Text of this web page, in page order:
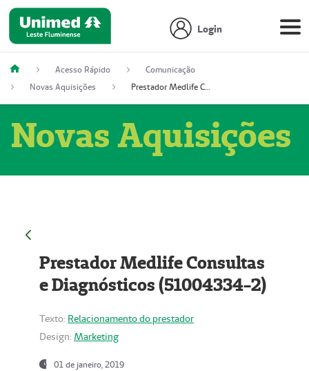
Login
Acesso Rápido
Comunicação
Novas Aquisições
Prestador Medlife Consultas e Diagnósticos (51004334-2)
Novas Aquisições
Prestador Medlife Consultas
e Diagnósticos (51004334-2)
Texto: Relacionamento do prestador
Design: Marketing
01 de janeiro, 2019